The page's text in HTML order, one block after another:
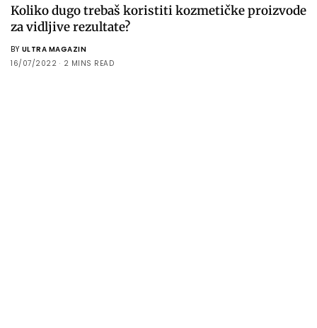
Koliko dugo trebaš koristiti kozmetičke proizvode
za vidljive rezultate?
BY ULTRA MAGAZIN
16/07/2022
2 MINS READ